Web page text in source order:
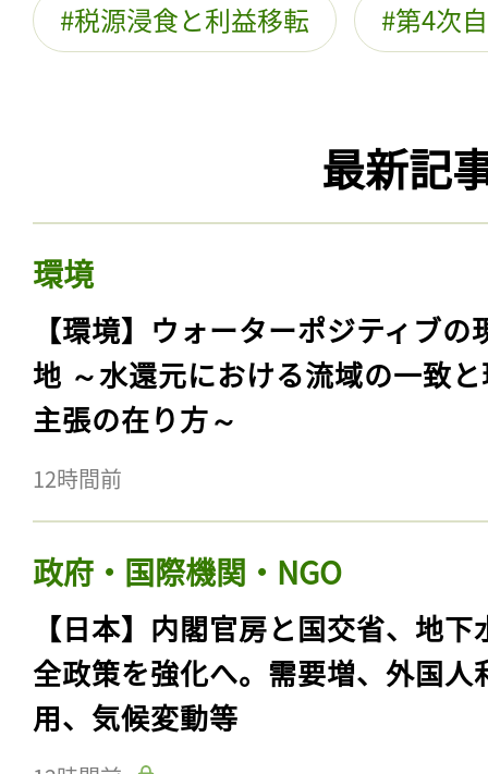
税源浸食と利益移転 第4次
最新記
環境
【環境】ウォーターポジティブの
地 ～水還元における流域の一致
主張の在り方～
12時間前
政府・国際機関・NGO
【日本】内閣官房と国交省、地下
全政策を強化へ。需要増、外国人
用、気候変動等